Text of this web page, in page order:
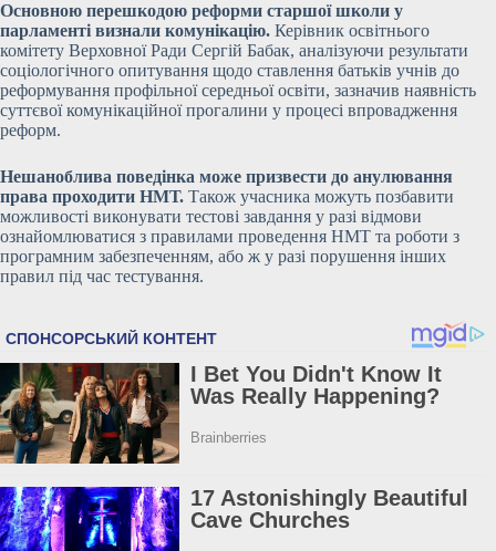
Основною перешкодою реформи старшої школи у
парламенті визнали комунікацію. Керівник освітнього
комітету Верховної Ради Сергій Бабак, аналізуючи результати
соціологічного опитування щодо ставлення батьків учнів до
реформування профільної середньої освіти, зазначив наявність
суттєвої комунікаційної прогалини у процесі впровадження
реформ.
Нешаноблива поведінка може призвести до анулювання
права проходити НМТ. Також учасника можуть позбавити
можливості виконувати тестові завдання у разі відмови
ознайомлюватися з правилами проведення НМТ та роботи з
програмним забезпеченням, або ж у разі порушення інших
правил під час тестування.